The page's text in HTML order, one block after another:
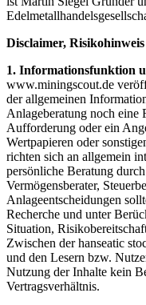
Disclaimer,
1. Informationsfunktion
www.miningscout.de
der allgemeinen
Anlageberatung noch eine
Aufforderung oder ein
Wertpapieren oder
richten sich an allgemein
persönliche Beratung
Vermögensberater,
Anlageentscheidungen
Recherche und unter
Situation,
Zwischen der hanseatic
und den Lesern bzw.
Nutzung der Inhalte kein
Vertragsverhältnis.